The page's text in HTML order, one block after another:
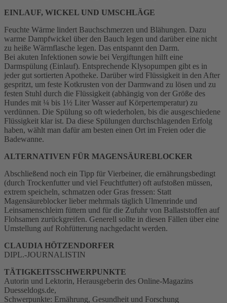
EINLAUF, WICKEL UND UMSCHLÄGE
Feuchte Wärme lindert Bauchschmerzen und Blähungen. Dazu
warme Dampfwickel über den Bauch legen und darüber eine nicht
zu heiße Wärmflasche legen. Das entspannt den Darm.
Bei akuten Infektionen sowie bei Vergiftungen hilft eine
Darmspülung (Einlauf). Entsprechende Klysopumpen gibt es in
jeder gut sortierten Apotheke. Darüber wird Flüssigkeit in den After
gespritzt, um feste Kotkrusten von der Darmwand zu lösen und zu
festen Stuhl durch die Flüssigkeit (abhängig von der Größe des
Hundes mit ¼ bis 1½ Liter Wasser auf Körpertemperatur) zu
verdünnen. Die Spülung so oft wiederholen, bis die ausgeschiedene
Flüssigkeit klar ist. Da diese Spülungen durchschlagenden Erfolg
haben, wählt man dafür am besten einen Ort im Freien oder die
Badewanne.
ALTERNATIVEN FÜR MAGENSÄUREBLOCKER
Abschließend noch ein Tipp für Vierbeiner, die ernährungsbedingt
(durch Trockenfutter und viel Feuchtfutter) oft aufstoßen müssen,
extrem speicheln, schmatzen oder Gras fressen: Statt
Magensäureblocker lieber mehrmals täglich Ulmenrinde und
Leinsamenschleim füttern und für die Zufuhr von Ballaststoffen auf
Flohsamen zurückgreifen. Generell sollte in diesen Fällen über eine
Umstellung auf Rohfütterung nachgedacht werden.
CLAUDIA HÖTZENDORFER
DIPL.-JOURNALISTIN
TÄTIGKEITSSCHWERPUNKTE
Autorin und Lektorin, Herausgeberin des Online-Magazins
Duesseldogs.de,
Schwerpunkte: Ernährung, Gesundheit und Forschung